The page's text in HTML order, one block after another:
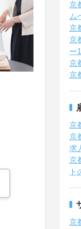
京
ム
京
京
ー
京
京
京
京
求
京
ト
京